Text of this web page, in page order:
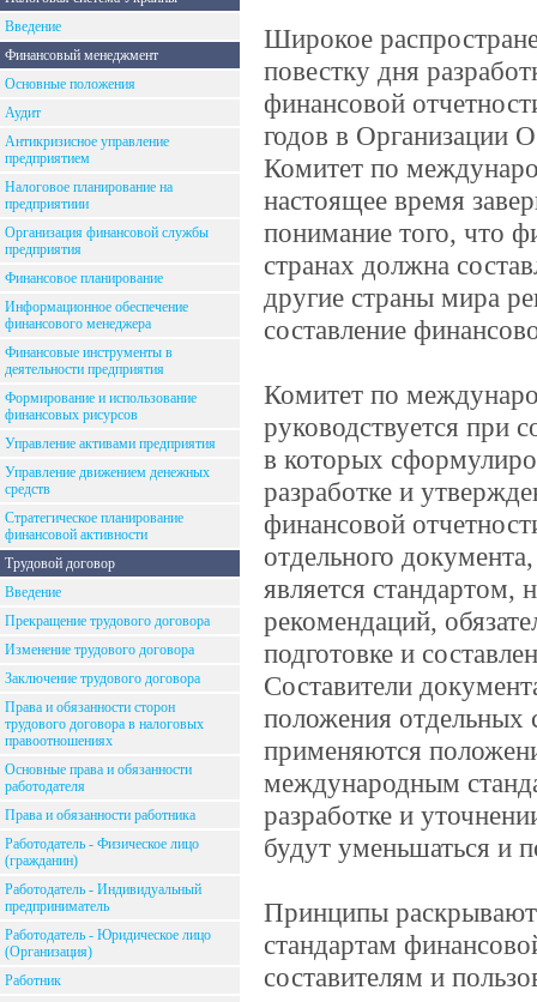
Введение
Финансовый менеджмент
Основные положения
Аудит
Антикризисное управление
предприятием
Налоговое планирование на
предприятиии
Организация финансовой службы
предприятия
Финансовое планирование
Информационное обеспечение
финансового менеджера
Финансовые инструменты в
деятельности предприятия
Формирование и использование
финансовых рисурсов
Управление активами предприятия
Управление движением денежных
средств
Стратегическое планирование
финансовой активности
Трудовой договор
Введение
Прекращение трудового договора
Изменение трудового договора
Заключение трудового договора
Права и обязанности сторон
трудового договора в налоговых
правоотношениях
Основные права и обязанности
работодателя
Права и обязанности работника
Работодатель - Физическое лицо
(гражданин)
Работодатель - Индивидуальный
предприниматель
Работодатель - Юридическое лицо
(Организация)
Работник
Широкое
повестку дня
финансовой
годов в Организации
Комитет по
настоящее время
понимание того, что
странах должна
другие страны мира
составление
Комитет по
руководствуется
в которых
разработке и
финансовой
отдельного
является стандартом,
рекомендаций,
подготовке и
Составители
положения
применяются
международным
разработке и
будут уменьшаться и
Принципы
стандартам
составителям и